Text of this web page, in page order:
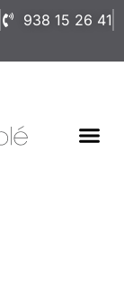
938 15 26 41